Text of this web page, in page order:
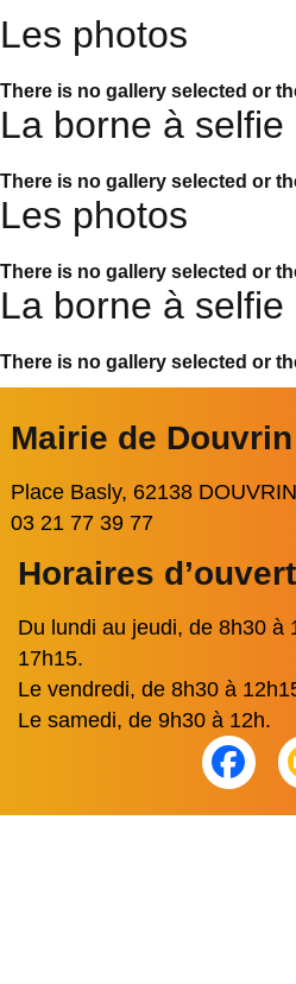
Les photos
There is no gallery selected or
La borne à selfie
There is no gallery selected or
Les photos
There is no gallery selected or
La borne à selfie
There is no gallery selected or
Mairie de Douvrin
Place Basly, 62138 DOUVRIN
03 21 77 39 77
Horaires
Du lundi au jeudi, de 8h30 à
17h15.
Le vendredi, de 8h30 à
Le samedi, de 9h30 à 12h.